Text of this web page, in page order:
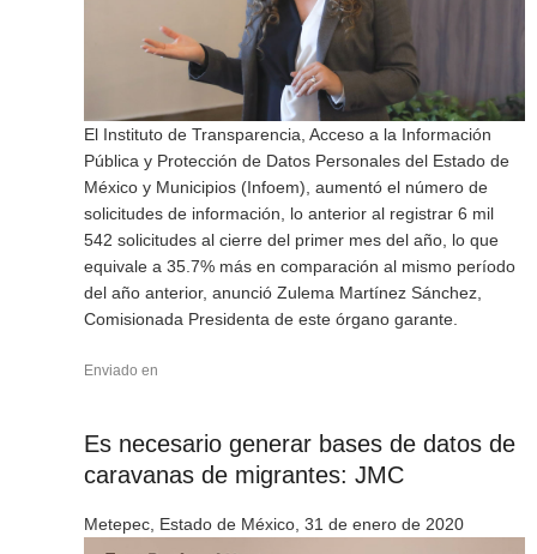
El Instituto de Transparencia, Acceso a la Información
Pública y Protección de Datos Personales del Estado de
México y Municipios (Infoem), aumentó el número de
solicitudes de información, lo anterior al registrar 6 mil
542 solicitudes al cierre del primer mes del año, lo que
equivale a 35.7% más en comparación al mismo período
del año anterior, anunció Zulema Martínez Sánchez,
Comisionada Presidenta de este órgano garante.
Enviado en
Es necesario generar bases de datos de
caravanas de migrantes: JMC
Metepec, Estado de México, 31 de enero de 2020